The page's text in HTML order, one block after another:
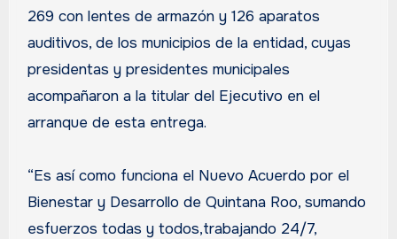
269 con lentes de armazón y 126 aparatos
auditivos, de los municipios de la entidad, cuyas
presidentas y presidentes municipales
acompañaron a la titular del Ejecutivo en el
arranque de esta entrega.
“Es así como funciona el Nuevo Acuerdo por el
Bienestar y Desarrollo de Quintana Roo, sumando
esfuerzos todas y todos,trabajando 24/7,